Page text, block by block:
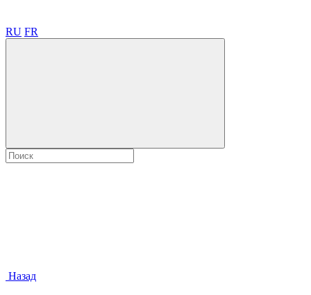
RU FR
Назад